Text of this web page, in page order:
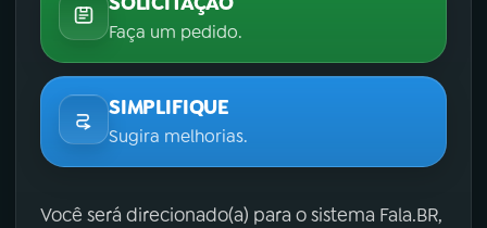
Faça um pedido.
SIMPLIFIQUE
Sugira melhorias.
Você será direcionado(a) para o sistema Fala.BR,